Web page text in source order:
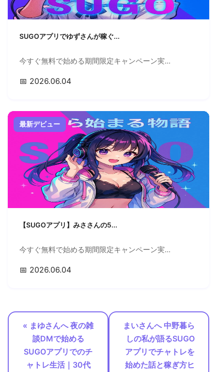
SUGOアプリでゆずさんが稼ぐ...
今すぐ無料で始める期間限定キャンペーン実...
📅 2026.06.04
最新デビュー
【SUGOアプリ】みささんの5...
今すぐ無料で始める期間限定キャンペーン実...
📅 2026.06.04
« まゆさんへ 夜の雑
談DMで始める
SUGOアプリでのチ
ャトレ生活｜30代
まいさんへ 中野暮ら
しの私が語るSUGO
アプリでチャトレを
始めた話と稼ぎ方ヒ